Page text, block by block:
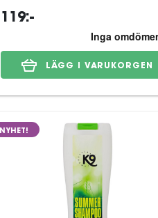
119:-
LÄGG I VARUKORGEN
NYHET!